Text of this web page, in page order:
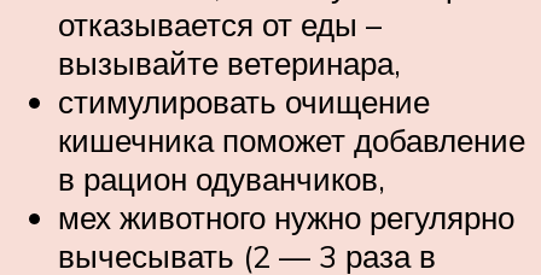
отказывается от еды –
вызывайте ветеринара,
стимулировать очищение
кишечника поможет добавление
в рацион одуванчиков,
мех животного нужно регулярно
вычесывать (2 — 3 раза в